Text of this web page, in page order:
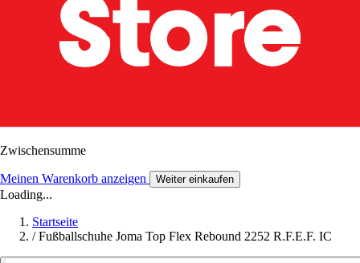
Zwischensumme
Meinen Warenkorb anzeigen Weiter einkaufen
Loading...
Startseite
/ Fußballschuhe Joma Top Flex Rebound 2252 R.F.E.F. IC